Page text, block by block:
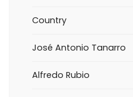
Country
José Antonio Tanarro
Alfredo Rubio